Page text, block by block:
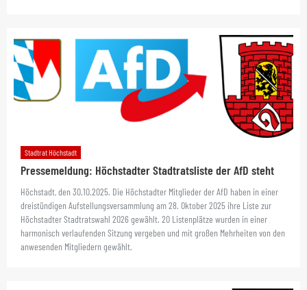
Stadtrat Höchstadt
Pressemeldung: Höchstadter Stadtratsliste der AfD steht
Höchstadt, den 30.10.2025. Die Höchstadter Mitglieder der AfD haben in einer
dreistündigen Aufstellungsversammlung am 28. Oktober 2025 ihre Liste zur
Höchstadter Stadtratswahl 2026 gewählt. 20 Listenplätze wurden in einer
harmonisch verlaufenden Sitzung vergeben und mit großen Mehrheiten von den
anwesenden Mitgliedern gewählt.